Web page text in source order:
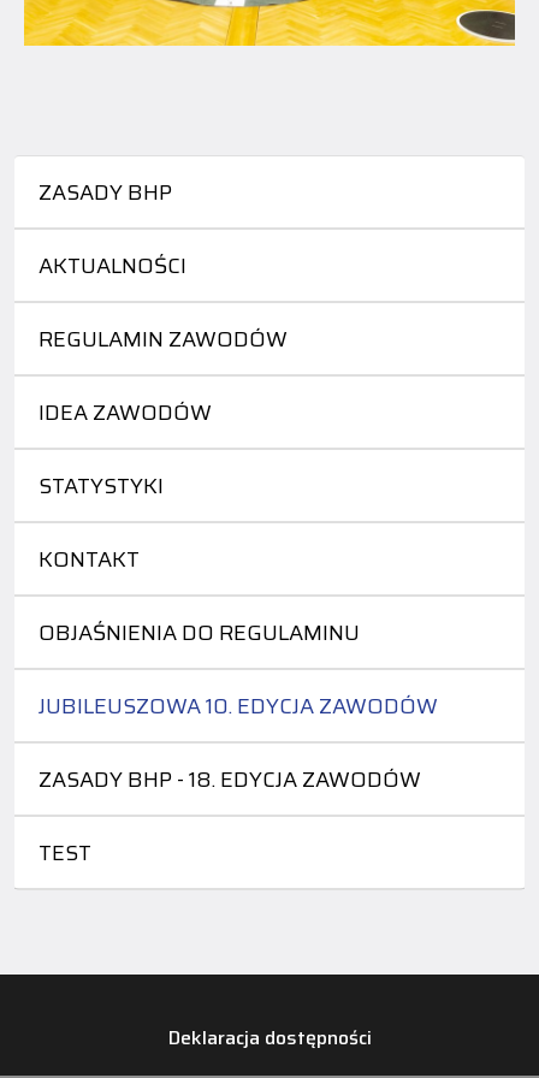
ZASADY BHP
AKTUALNOŚCI
REGULAMIN ZAWODÓW
IDEA ZAWODÓW
STATYSTYKI
KONTAKT
OBJAŚNIENIA DO REGULAMINU
JUBILEUSZOWA 10. EDYCJA ZAWODÓW
ZASADY BHP - 18. EDYCJA ZAWODÓW
TEST
Deklaracja dostępności